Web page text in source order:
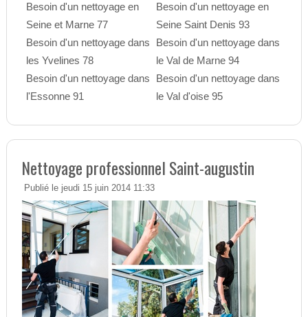
Besoin d'un nettoyage en
Seine et Marne 77
Besoin d'un nettoyage dans
les Yvelines 78
Besoin d'un nettoyage dans
l'Essonne 91
Besoin d'un nettoyage en
Seine Saint Denis 93
Besoin d'un nettoyage dans
le Val de Marne 94
Besoin d'un nettoyage dans
le Val d'oise 95
Nettoyage professionnel Saint-augustin
Publié le jeudi 15 juin 2014 11:33